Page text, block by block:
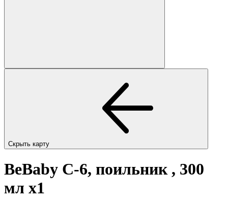
Скрыть карту
BeBaby C-6, поильник , 300
мл x1